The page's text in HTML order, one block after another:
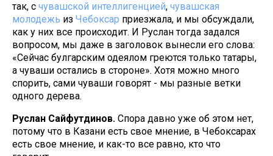
так, с чувашской интеллигенцией, чувашская
молодежь из Чебоксар приезжала, и мы обсуждали,
как у них все происходит. И Руслан тогда задался
вопросом, мы даже в заголовок вынесли его слова:
«Сейчас булгарским одеялом греются только татары,
а чуваши остались в стороне». Хотя можно много
спорить, сами чуваши говорят - мы разные ветки
одного дерева.
Руслан Сайфутдинов. Спора давно уже об этом нет,
потому что в Казани есть свое мнение, в Чебоксарах
есть свое мнение, и как-то все равно, кто что